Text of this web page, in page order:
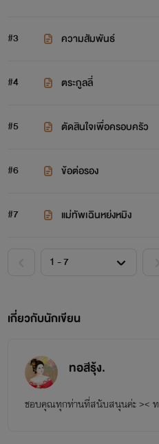
#3 ความสัมพันธ์
#4 ตระกูลลี่
#5 ตัดสินใจเพื่อครอบครัว
#6 ข้อต่อรอง
#7 แม่ทัพเฉินหย่งหมิง
เกี่ยวกับนักเขียน
ทอสีรุ้ง.
ชอบคุณทุกท่านที่สนับสนุนค่ะ ><